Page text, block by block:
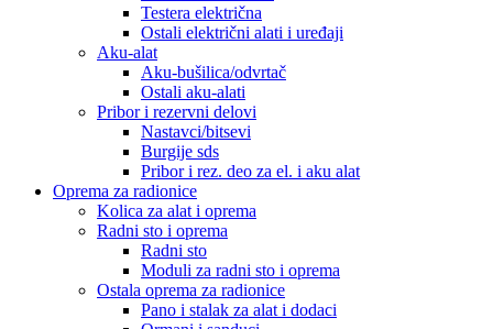
Testera električna
Ostali električni alati i uređaji
Aku-alat
Aku-bušilica/odvrtač
Ostali aku-alati
Pribor i rezervni delovi
Nastavci/bitsevi
Burgije sds
Pribor i rez. deo za el. i aku alat
Oprema za radionice
Kolica za alat i oprema
Radni sto i oprema
Radni sto
Moduli za radni sto i oprema
Ostala oprema za radionice
Pano i stalak za alat i dodaci